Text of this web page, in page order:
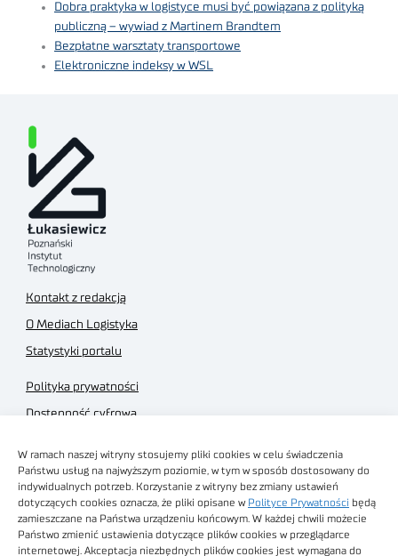
W ramach naszej witryny stosujemy pliki cookies w celu świadczenia
Państwu usług na najwyższym poziomie, w tym w sposób dostosowany do
indywidualnych potrzeb. Korzystanie z witryny bez zmiany ustawień
dotyczących cookies oznacza, że pliki opisane w Polityce Prywatności będą
zamieszczane na Państwa urządzeniu końcowym. W każdej chwili możecie
Państwo zmienić ustawienia dotyczące plików cookies w przeglądarce
internetowej. Akceptacja niezbędnych plików cookies jest wymagana do
Dobra praktyka w logistyce musi być powiązana z polityką
publiczną – wywiad z Martinem Brandtem
Bezpłatne warsztaty transportowe
Elektroniczne indeksy w WSL
Kontakt z redakcją
O Mediach Logistyka
Statystyki portalu
Polityka prywatności
Dostępność cyfrowa
Regulamin sklepu